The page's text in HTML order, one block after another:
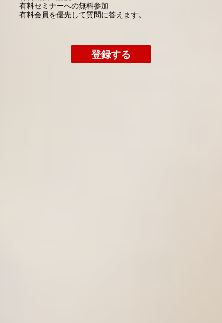
​有料セミナーへの無料参加
​有料会員を優先して質問に答えます。
登録する